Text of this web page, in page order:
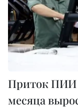
Приток ПИИ
месяца